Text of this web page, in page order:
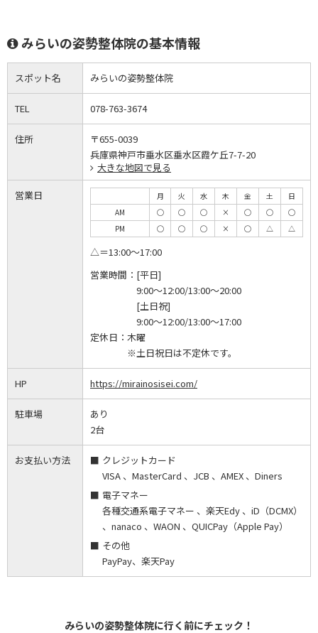
みらいの姿勢整体院の基本情報
スポット名 みらいの姿勢整体院
TEL 078-763-3674
住所
〒655-0039
兵庫県神戸市垂水区垂水区霞ケ丘7-7-20
大きな地図で見る
営業日 月 火 水 木 金 土
日
AM
◯ ◯ ◯ × ◯ ◯
◯
PM
◯ ◯ ◯ × ◯ △ △
△＝13:00～17:00
営業時間： [平日]
9:00～12:00/13:00～20:00
[土日祝]
9:00～12:00/13:00～17:00
定休日： 木曜
※土日祝日は不定休です。
HP https://mirainosisei.com/
駐車場
あり
2台
お支払い方法
クレジットカード
VISA 、MasterCard 、JCB 、AMEX 、Diners
電子マネー
各種交通系電子マネー 、楽天Edy 、iD（DCMX）
、nanaco 、WAON 、QUICPay（Apple Pay）
その他
PayPay、楽天Pay
みらいの姿勢整体院に行く前にチェック！